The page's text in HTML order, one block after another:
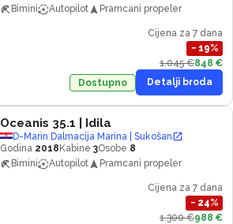
Bimini
Autopilot Pramcani propeler
Cijena za 7 dana
− 19%
1.045 €848 €
Dostupno
Detalji broda
Oceanis 35.1 | Idila
D-Marin Dalmacija Marina | Sukošan
Godina 2018 Kabine 3Osobe 8
Bimini
Autopilot Pramcani propeler
Cijena za 7 dana
− 24%
1.300 €988 €